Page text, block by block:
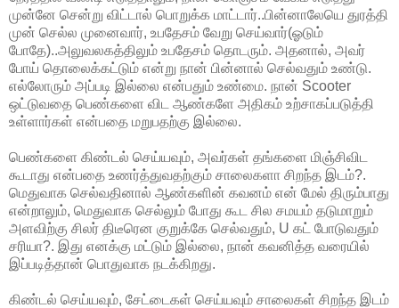
முன்னே சென்று விட்டால் பொறுக்க மாட்டார்..பின்னாலேயெ துரத்தி
முன் செல்ல முனைவார், உபதேசம் வேறு செய்வார்(ஓடும்
போதே)..அலுவலகத்திலும் உபதேசம் தொடரும். அதனால், அவர்
போய் தொலைக்கட்டும் என்று நான் பின்னால் செல்வதும் உண்டு.
எல்லோரும் அப்படி இல்லை என்பதும் உண்மை. நான் Scooter
ஒட்டுவதை பெண்களை விட ஆண்களே அதிகம் உற்சாகப்படுத்தி
உள்ளார்கள் என்பதை மறுபதற்கு இல்லை.
பெண்களை கிண்டல் செய்யவும், அவர்கள் தங்களை மிஞ்சிவிட
கூடாது என்பதை உணர்த்துவதற்கும் சாலைகளா சிறந்த இடம்?.
மெதுவாக செல்வதினால் ஆண்களின் கவனம் என் மேல் திரும்பாது
என்றாலும், மெதுவாக செல்லும் போது கூட சில சமயம் தடுமாறும்
அளவிற்கு சிலர் திடீரென குறுக்கே செல்வதும், U கட் போடுவதும்
சரியா?. இது எனக்கு மட்டும் இல்லை, நான் கவனித்த வரையில்
இப்படித்தான் பொதுவாக நடக்கிறது.
கிண்டல் செய்யவும், சேட்டைகள் செய்யவும் சாலைகள் சிறந்த இடம்